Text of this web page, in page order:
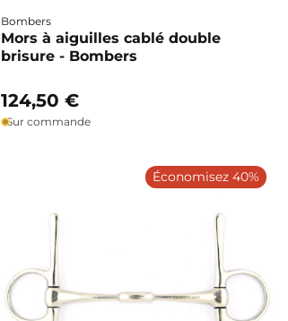
Bombers
Mors à aiguilles cablé double
brisure - Bombers
124,50 €
Sur commande
Économisez 40%